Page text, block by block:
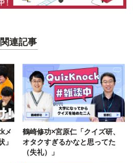
関連記事
メ
」
鶴崎修功×宮原仁「クイズ研、
オタクすぎるかなと思ってた
（失礼）」